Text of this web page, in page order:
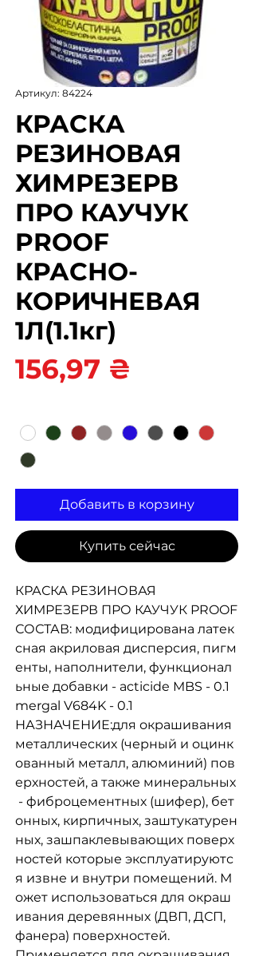
Артикул: 84224
КРАСКА
РЕЗИНОВАЯ
ХИМРЕЗЕРВ
ПРО КАУЧУК
PROOF
КРАСНО-
КОРИЧНЕВАЯ
1Л(1.1кг)
156,97 ₴
Добавить в корзину
Купить сейчас
КРАСКА РЕЗИНОВАЯ
ХИМРЕЗЕРВ ПРО КАУЧУК PROOF
СОСТАВ: модифицирована латек
сная акриловая дисперсия, пигм
енты, наполнители, функционал
ьные добавки - acticide MBS - 0.1
mergal V684K - 0.1
НАЗНАЧЕНИЕ:для окрашивания
металлических (черный и оцинк
ованный металл, алюминий) пов
ерхностей, а также минеральных
- фиброцементных (шифер), бет
онных, кирпичных, заштукатурен
ных, зашпаклевывающих поверх
ностей которые эксплуатируютс
я извне и внутри помещений. М
ожет использоваться для окраш
ивания деревянных (ДВП, ДСП,
фанера) поверхностей.